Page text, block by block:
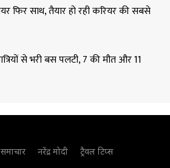
फिर साथ, तैयार हो रही करियर की सबसे
से भरी बस पलटी, 7 की मौत और 11
नरेंद्र मोदी
ट्रैवल टिप्स